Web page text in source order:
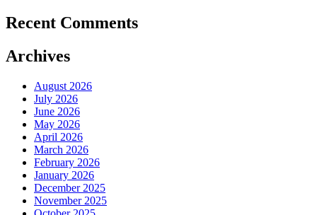
Recent Comments
Archives
August 2026
July 2026
June 2026
May 2026
April 2026
March 2026
February 2026
January 2026
December 2025
November 2025